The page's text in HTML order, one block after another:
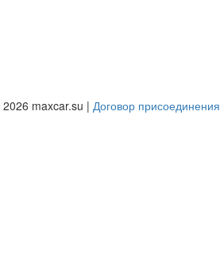
maxcar.su | Договор присоединения